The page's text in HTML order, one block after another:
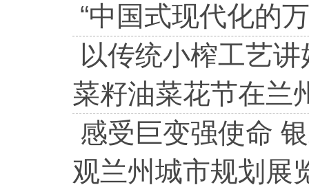
“中国式现代化的
以传统小榨工艺
菜籽油菜花节在兰
感受巨变强使命
观兰州城市规划展